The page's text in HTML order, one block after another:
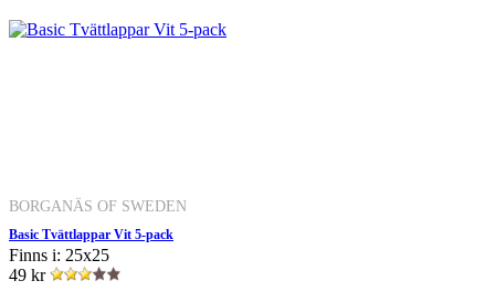
BORGANÄS OF SWEDEN
Basic Tvättlappar Vit 5-pack
Finns i: 25x25
49 kr